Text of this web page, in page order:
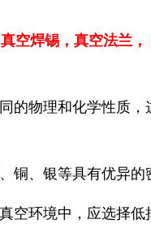
空焊锡，真空法兰
物理和化学性质
、银等具有优异的
环境中，应选择